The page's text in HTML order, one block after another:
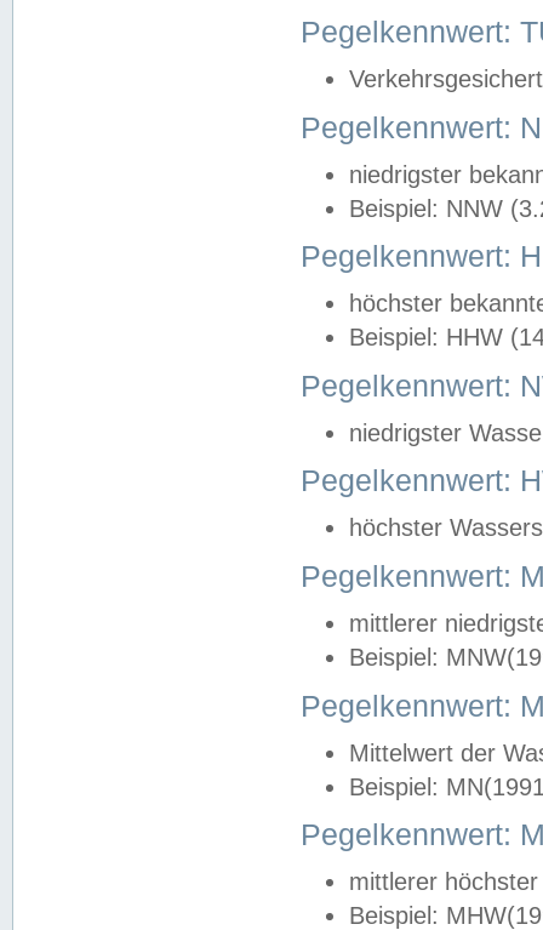
Pegelkennwert:
Pegelkennwert:
niedrigster
Beispiel: NNW
Pegelkennwert:
höchster
Beispiel: HHW
Pegelkennwert:
niedrigster
Pegelkennwert:
höchster
Pegelkennwert:
mittlerer
Beispiel:
Pegelkennwert:
Mittelwert der
Beispiel:
Pegelkennwert:
mittlerer
Beispiel: